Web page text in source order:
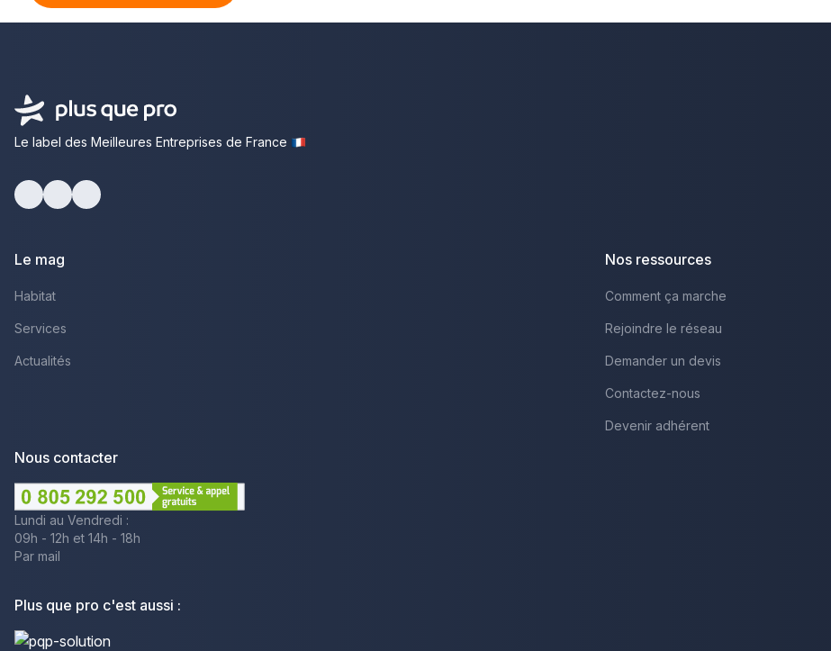
Le label des Meilleures Entreprises de France
Le mag
Habitat
Services
Actualités
Nos ressources
Comment ça marche
Rejoindre le réseau
Demander un devis
Contactez-nous
Devenir adhérent
Nous contacter
Lundi au Vendredi :
09h - 12h et 14h - 18h
Par mail
Plus que pro c'est aussi :